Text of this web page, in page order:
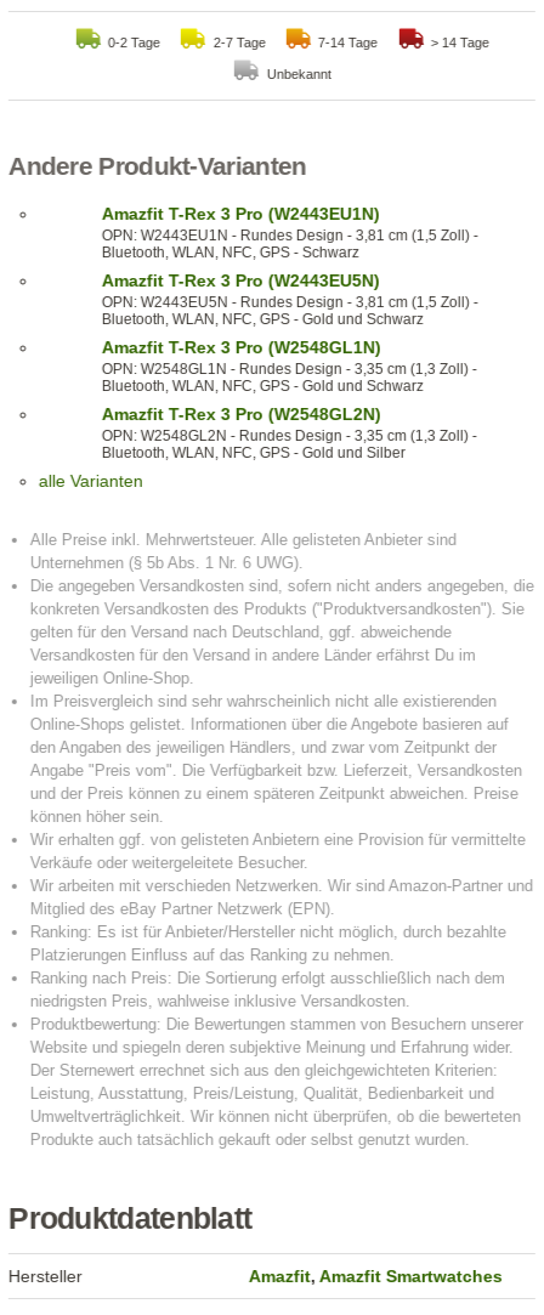
0-2 Tage 2-7 Tage 7-14 Tage > 14 Tage
Unbekannt
Andere Produkt-Varianten
Amazfit T-Rex 3 Pro (W2443EU1N)
OPN: W2443EU1N - Rundes Design - 3,81 cm (1,5 Zoll) -
Bluetooth, WLAN, NFC, GPS - Schwarz
Amazfit T-Rex 3 Pro (W2443EU5N)
OPN: W2443EU5N - Rundes Design - 3,81 cm (1,5 Zoll) -
Bluetooth, WLAN, NFC, GPS - Gold und Schwarz
Amazfit T-Rex 3 Pro (W2548GL1N)
OPN: W2548GL1N - Rundes Design - 3,35 cm (1,3 Zoll) -
Bluetooth, WLAN, NFC, GPS - Gold und Schwarz
Amazfit T-Rex 3 Pro (W2548GL2N)
OPN: W2548GL2N - Rundes Design - 3,35 cm (1,3 Zoll) -
Bluetooth, WLAN, NFC, GPS - Gold und Silber
alle Varianten
Produktdatenblatt
Hersteller Amazfit,Amazfit Smartwatches